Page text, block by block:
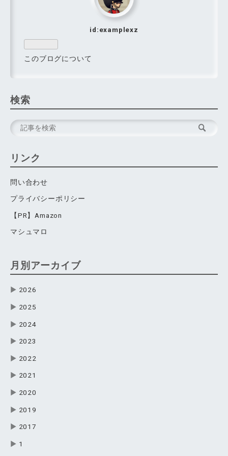
id:examplexz
このブログについて
検索
リンク
問い合わせ
プライバシーポリシー
【PR】Amazon
マシュマロ
月別アーカイブ
▶ 2026
▶ 2025
▶ 2024
▶ 2023
▶ 2022
▶ 2021
▶ 2020
▶ 2019
▶ 2017
▶ 1